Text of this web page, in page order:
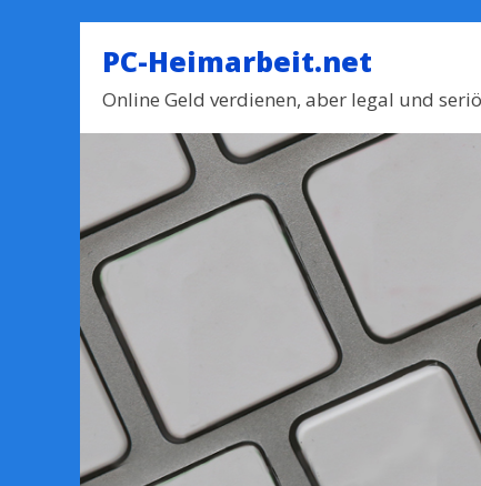
PC-Heimarbeit.net
Online Geld verdienen, aber legal und